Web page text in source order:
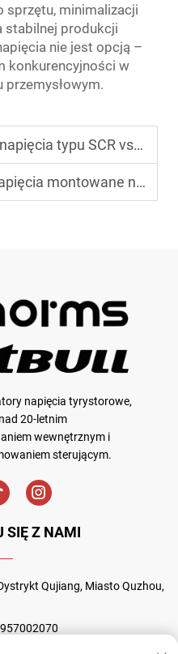
sprzętu, minimalizacji
stabilnej produkcji
nie jest opcją –
konkurencyjności w
która technologia jest odpowiednia dla Twojej branży?
dla szaf serwerowych: optymalizacja przestrzeni
napięcia tyrystorowe,
20-letnim
wewnętrznym i
sterującym.
SIĘ Z NAMI
Qujiang, Miasto Quzhou,